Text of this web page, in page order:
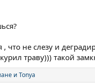
, что не слезу и
траву))) такой
и Tonya